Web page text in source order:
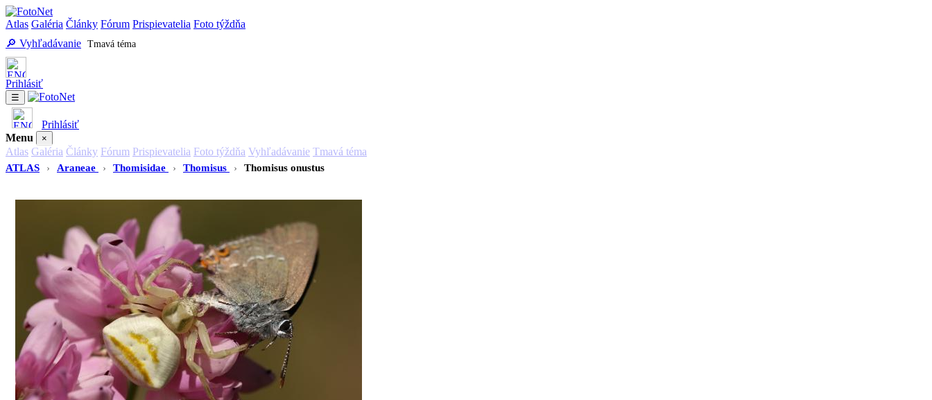
Atlas Galéria Články Fórum Prispievatelia Foto týždňa
🔎 Vyhľadávanie Tmavá téma
Prihlásiť
☰
Prihlásiť
Menu
×
Atlas Galéria Články Fórum Prispievatelia Foto týždňa Vyhľadávanie Tmavá téma
ATLAS
› Araneae › Thomisidae › Thomisus › Thomisus onustus